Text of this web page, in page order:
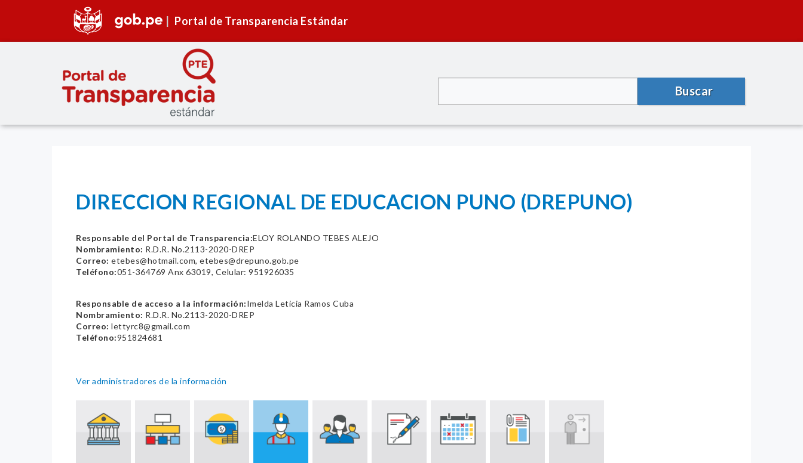
Portal de Transparencia Estándar
Buscar
DIRECCION REGIONAL DE EDUCACION PUNO (DREPUNO)
Responsable del Portal de Transparencia:ELOY ROLANDO TEBES ALEJO
Nombramiento: R.D.R. No.2113-2020-DREP
Correo: etebes@hotmail.com, etebes@drepuno.gob.pe
Teléfono:051-364769 Anx 63019, Celular: 951926035
Responsable de acceso a la información:Imelda Leticia Ramos Cuba
Nombramiento: R.D.R. No.2113-2020-DREP
Correo: lettyrc8@gmail.com
Teléfono:951824681
Ver administradores de la información